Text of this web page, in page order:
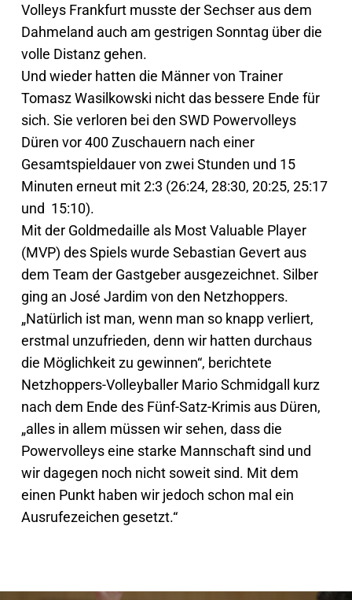
Volleys Frankfurt musste der Sechser aus dem
Dahmeland auch am gestrigen Sonntag über die
volle Distanz gehen.
Und wieder hatten die Männer von Trainer
Tomasz Wasilkowski nicht das bessere Ende für
sich. Sie verloren bei den SWD Powervolleys
Düren vor 400 Zuschauern nach einer
Gesamtspieldauer von zwei Stunden und 15
Minuten erneut mit 2:3 (26:24, 28:30, 20:25, 25:17
und 15:10).
Mit der Goldmedaille als Most Valuable Player
(MVP) des Spiels wurde Sebastian Gevert aus
dem Team der Gastgeber ausgezeichnet. Silber
ging an José Jardim von den Netzhoppers.
„Natürlich ist man, wenn man so knapp verliert,
erstmal unzufrieden, denn wir hatten durchaus
die Möglichkeit zu gewinnen“, berichtete
Netzhoppers-Volleyballer Mario Schmidgall kurz
nach dem Ende des Fünf-Satz-Krimis aus Düren,
„alles in allem müssen wir sehen, dass die
Powervolleys eine starke Mannschaft sind und
wir dagegen noch nicht soweit sind. Mit dem
einen Punkt haben wir jedoch schon mal ein
Ausrufezeichen gesetzt.“